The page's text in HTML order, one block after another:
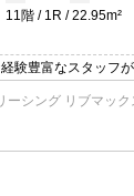
11階
1R 22.95m²
験豊富なスタッフが
申し付けください
・オンライン契約
社ではネットに掲載
気になる物件は全
ーシング リブマック